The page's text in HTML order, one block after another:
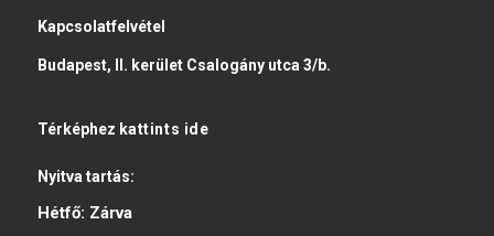
Kapcsolatfelvétel
Budapest, II. kerület Csalogány utca 3/b.
Térképhez kattints ide
Nyitva tartás:
Hétfő: Zárva